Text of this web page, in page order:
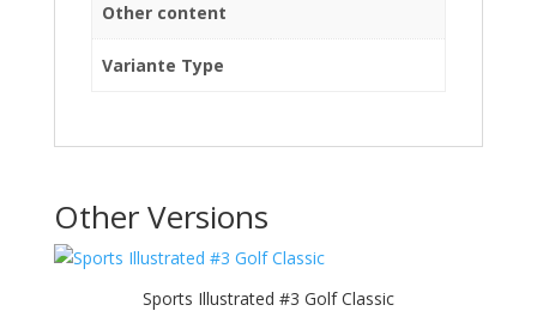
Other content
Variante Type
Other Versions
Sports Illustrated #3 Golf Classic